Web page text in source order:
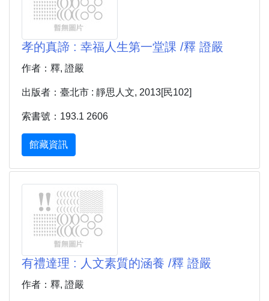
孝的真諦 : 幸福人生第一堂課 /釋 證嚴
作者：釋, 證嚴
出版者：臺北市 : 靜思人文, 2013[民102]
索書號：193.1 2606
館藏資訊
有禮達理 : 人文素質的涵養 /釋 證嚴
作者：釋, 證嚴